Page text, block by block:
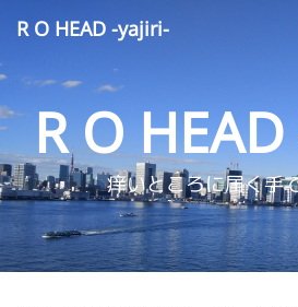
R O HEAD -yajiri-
R O
痒いところに届く手